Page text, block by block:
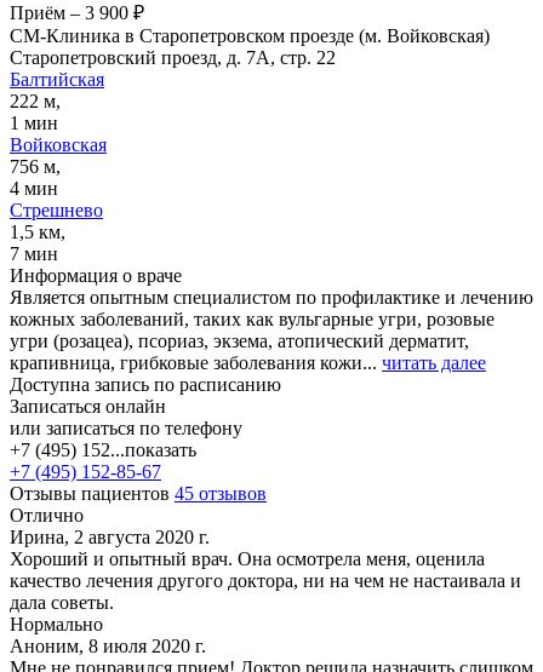
Приём – 3 900 ₽
СМ-Клиника в Старопетровском проезде (м. Войковская)
Старопетровский проезд, д. 7А, стр. 22
Балтийская
222 м,
1 мин
Войковская
756 м,
4 мин
Стрешнево
1,5 км,
7 мин
Информация о враче
Является опытным специалистом по профилактике и лечению
кожных заболеваний, таких как вульгарные угри, розовые
угри (розацеа), псориаз, экзема, атопический дерматит,
крапивница, грибковые заболевания кожи... читать далее
Доступна запись по расписанию
Записаться онлайн
или записаться по телефону
+7 (495) 152...показать
+7 (495) 152-85-67
Отзывы пациентов 45 отзывов
Отлично
Ирина, 2 августа 2020 г.
Хороший и опытный врач. Она осмотрела меня, оценила
качество лечения другого доктора, ни на чем не настаивала и
дала советы.
Нормально
Аноним, 8 июля 2020 г.
Мне не понравился прием! Доктор решила назначить слишком